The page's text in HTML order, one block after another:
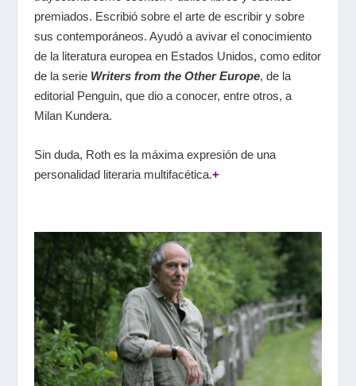
premiados. Escribió sobre el arte de escribir y sobre
sus contemporáneos. Ayudó a avivar el conocimiento
de la literatura europea en Estados Unidos, como editor
de la serie Writers from the Other Europe, de la
editorial Penguin, que dio a conocer, entre otros, a
Milan Kundera.
Sin duda, Roth es la máxima expresión de una
personalidad literaria multifacética.+